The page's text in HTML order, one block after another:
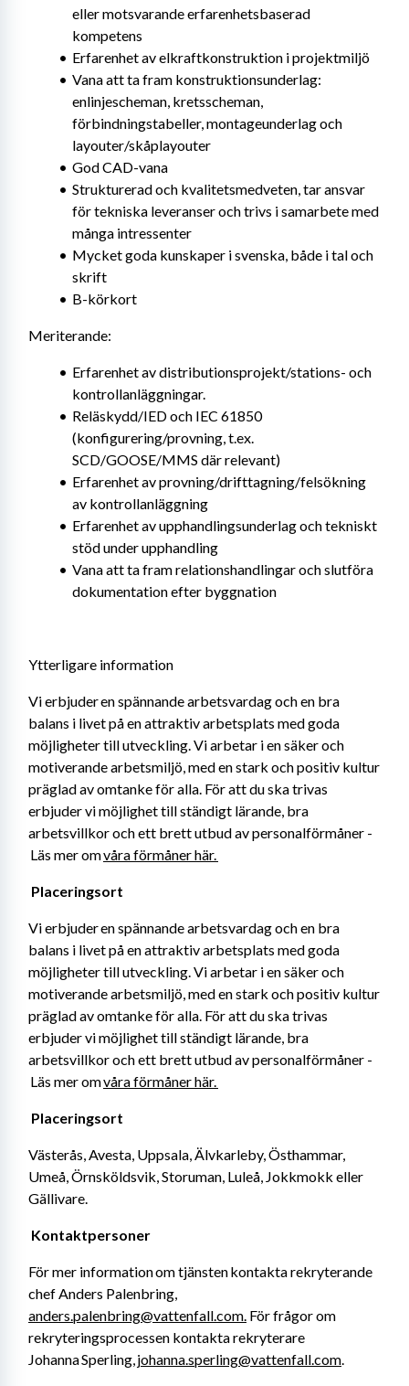
eller motsvarande erfarenhetsbaserad
kompetens
Erfarenhet av elkraftkonstruktion i projektmiljö
Vana att ta fram konstruktionsunderlag:
enlinjescheman, kretsscheman,
förbindningstabeller, montageunderlag och
layouter/skåplayouter
God CAD-vana
Strukturerad och kvalitetsmedveten, tar ansvar
för tekniska leveranser och trivs i samarbete med
många intressenter
Mycket goda kunskaper i svenska, både i tal och
skrift
B-körkort
Meriterande:
Erfarenhet av distributionsprojekt/stations- och
kontrollanläggningar.
Reläskydd/IED och IEC 61850
(konfigurering/provning, t.ex.
SCD/GOOSE/MMS där relevant)
Erfarenhet av provning/drifttagning/felsökning
av kontrollanläggning
Erfarenhet av upphandlingsunderlag och tekniskt
stöd under upphandling
Vana att ta fram relationshandlingar och slutföra
dokumentation efter byggnation
Ytterligare information
Vi erbjuder en spännande arbetsvardag och en bra
balans i livet på en attraktiv arbetsplats med goda
möjligheter till utveckling. Vi arbetar i en säker och
motiverande arbetsmiljö, med en stark och positiv kultur
präglad av omtanke för alla. För att du ska trivas
erbjuder vi möjlighet till ständigt lärande, bra
arbetsvillkor och ett brett utbud av personalförmåner -
Läs mer om våra förmåner här.
Placeringsort
Vi erbjuder en spännande arbetsvardag och en bra
balans i livet på en attraktiv arbetsplats med goda
möjligheter till utveckling. Vi arbetar i en säker och
motiverande arbetsmiljö, med en stark och positiv kultur
präglad av omtanke för alla. För att du ska trivas
erbjuder vi möjlighet till ständigt lärande, bra
arbetsvillkor och ett brett utbud av personalförmåner -
Läs mer om våra förmåner här.
Placeringsort
Västerås, Avesta, Uppsala, Älvkarleby, Östhammar,
Umeå, Örnsköldsvik, Storuman, Luleå, Jokkmokk eller
Gällivare.
Kontaktpersoner
För mer information om tjänsten kontakta rekryterande
anders.palenbring@vattenfall.com. För frågor om
rekryteringsprocessen kontakta rekryterare
Johanna Sperling, johanna.sperling@vattenfall.com.